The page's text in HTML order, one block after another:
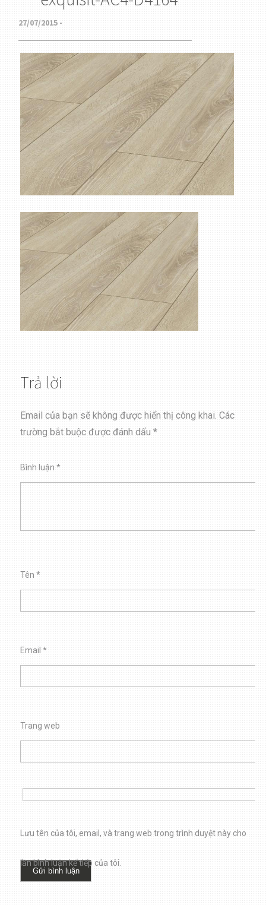
27/07/2015 -
Trả lời
Email của bạn sẽ không được hiển thị công khai. Các
trường bắt buộc được đánh dấu*
Bình luận*
Tên*
Email*
Trang web
Lưu tên của tôi, email, và trang web trong trình duyệt này cho
lần bình luận kế tiếp của tôi.